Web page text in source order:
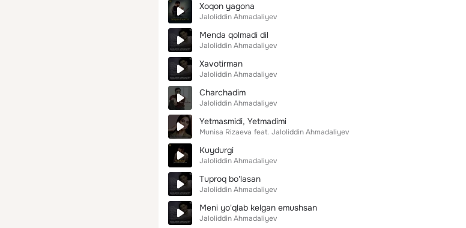
Xoqon yagona
Jaloliddin Ahmadaliyev
Menda qolmadi dil
Jaloliddin Ahmadaliyev
Xavotirman
Jaloliddin Ahmadaliyev
Charchadim
Jaloliddin Ahmadaliyev
Yetmasmidi, Yetmadimi
Munisa Rizaeva feat. Jaloliddin Ahmadaliyev
Kuydurgi
Jaloliddin Ahmadaliyev
Tuproq bo'lasan
Jaloliddin Ahmadaliyev
Meni yo'qlab kelgan emushsan
Jaloliddin Ahmadaliyev